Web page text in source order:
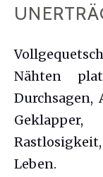
Nähten
Durchsagen,
Leben.